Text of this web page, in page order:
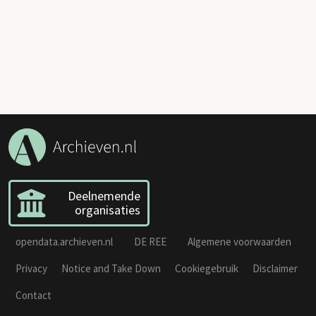
Deelnemende
organisaties
opendata.archieven.nl DE REE
Algemene voorwaarden
Privacy
Notice and Take Down Cookiegebruik
Disclaimer
Contact